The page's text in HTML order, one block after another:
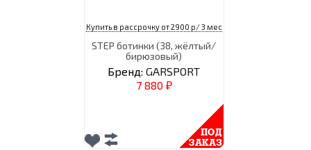
Купить в рассрочку от 2900 р/ 3 мес
STEP ботинки (38, жёлтый/
бирюзовый)
Бренд: GARSPORT
7 880 ₽